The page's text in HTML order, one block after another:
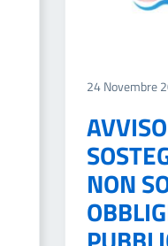
24 Novembre
NON